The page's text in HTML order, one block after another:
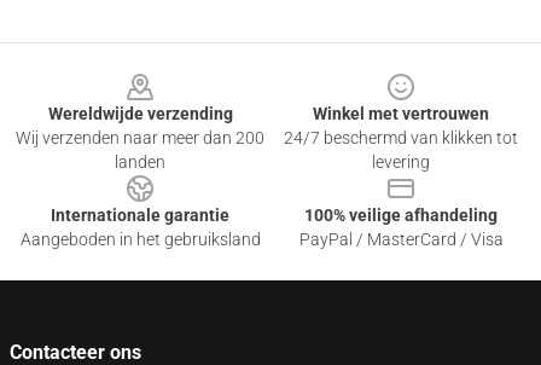
Wereldwijde verzending
Wij verzenden naar meer dan 200
landen
Winkel met vertrouwen
24/7 beschermd van klikken tot
levering
Internationale garantie
Aangeboden in het gebruiksland
100% veilige afhandeling
PayPal / MasterCard / Visa
Contacteer ons